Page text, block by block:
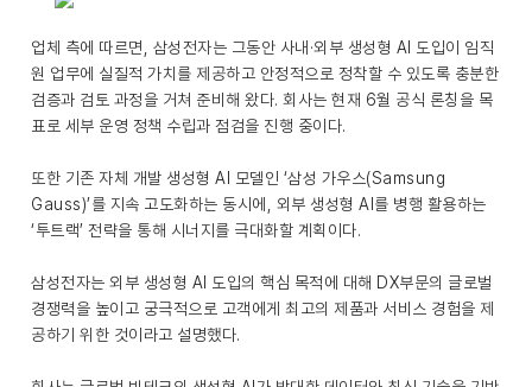
업체 측에 따르면, 삼성전자는 그동안 사내·외부 생성형 AI 도입이 임직
원 업무에 실질적 가치를 제공하고 안정적으로 정착할 수 있도록 충분한
검증과 검토 과정을 거쳐 준비해 왔다. 회사는 현재 6월 공식 론칭을 목
표로 세부 운영 정책 수립과 점검을 진행 중이다.
또한 기존 자체 개발 생성형 AI 모델인 ‘삼성 가우스(Samsung
Gauss)’를 지속 고도화하는 동시에, 외부 생성형 AI를 병행 활용하는
‘투트랙’ 전략을 통해 시너지를 극대화할 계획이다.
삼성전자는 외부 생성형 AI 도입의 핵심 목적에 대해 DX부문의 글로벌
경쟁력을 높이고 궁극적으로 고객에게 최고의 제품과 서비스 경험을 제
공하기 위한 것이라고 설명했다.